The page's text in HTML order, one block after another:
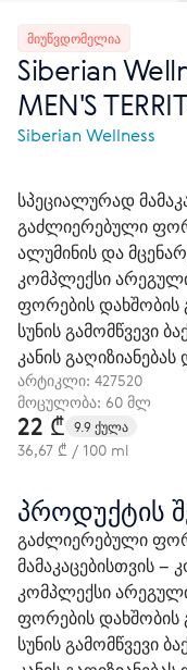
ᲛᲘᲣᲬᲕᲓᲝᲛᲔᲚᲘᲐ
Siberian
MEN'S
Siberian Wellness
სპეციალურად
გაძლიერებული
ალუმინის და
კომპლექსი
ფორების დახშობის
სუნის გამომწვევი
კანის
არტიკლი: 427520
მოცულობა: 60 მლ
22 ₾ 9.9 ქულა
36,67 ₾ / 100 ml
პროდუქტის
გაძლიერებული
მამაკაცებისთვის –
კომპლექსი
ფორების დახშობის
სუნის გამომწვევი